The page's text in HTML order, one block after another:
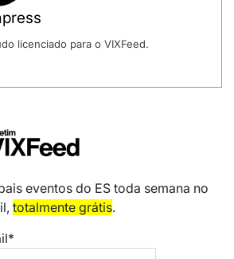
licenciado para o VIXFeed.
eventos do ES toda semana no
totalmente grátis.